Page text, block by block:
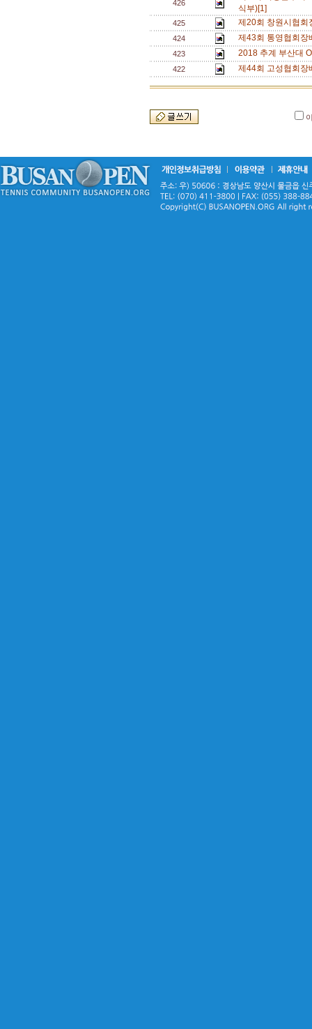
426
식부)[1]
425 제20회 창원시협
424 제43회 통영협회
423 2018 추계 부산대
422 제44회 고성협회